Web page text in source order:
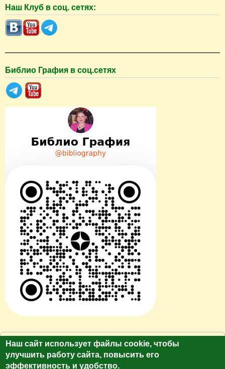
и
с
к
Наш Клуб в соц. сетях:
Библио Графия в соц.сетях
© Сайт клуб путешественников "Лукас Тур"
https://galina-lukas.ru.
Копирование текста и фото только с разрешения
Наш сайт использует файлы cookie, чтобы
улучшить работу сайта, повысить его
эффективность и удобство.